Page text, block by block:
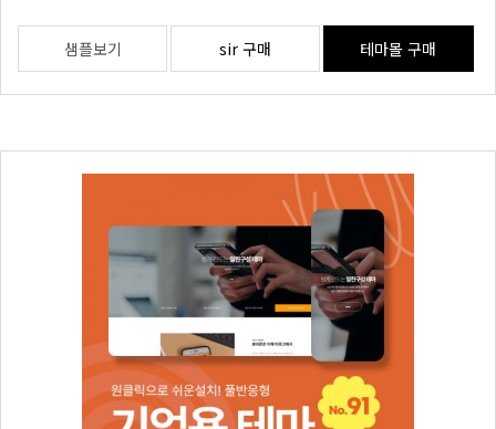
샘플보기 sir 구매 테마몰 구매